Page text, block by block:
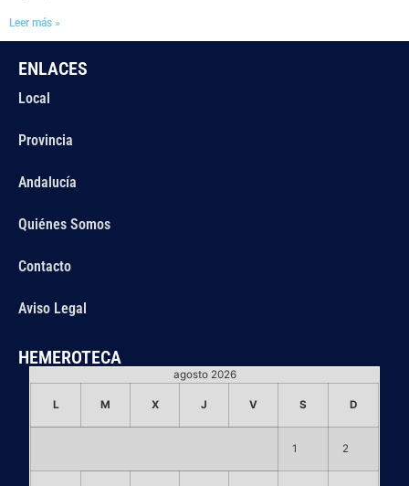
Leer más »
ENLACES
Local
Provincia
Andalucía
Quiénes Somos
Contacto
Aviso Legal
HEMEROTECA
agosto 2026
L M X J V S D
1 2